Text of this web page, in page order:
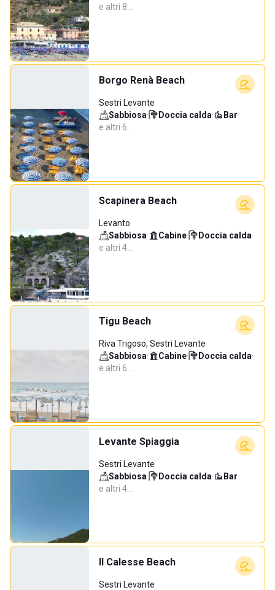
e altri 8…
Borgo Renà Beach
Sestri Levante
Sabbiosa· Doccia calda· Bar·
e altri 6…
Scapinera Beach
Levanto
Sabbiosa· Cabine· Doccia calda·
e altri 4…
Tigu Beach
Riva Trigoso, Sestri Levante
Sabbiosa· Cabine· Doccia calda·
e altri 6…
Levante Spiaggia
Sestri Levante
Sabbiosa· Doccia calda· Bar·
e altri 4…
Il Calesse Beach
Sestri Levante